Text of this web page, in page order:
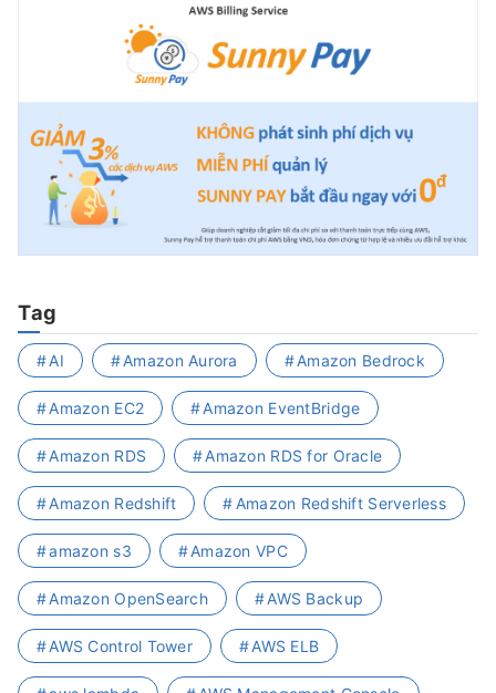
Tag
AI Amazon Aurora Amazon Bedrock
Amazon EC2 Amazon EventBridge
Amazon RDS Amazon RDS for Oracle
Amazon Redshift Amazon Redshift Serverless
amazon s3 Amazon VPC
Amazon OpenSearch AWS Backup
AWS Control Tower AWS ELB